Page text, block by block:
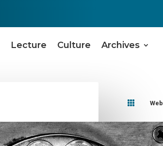
Lecture Culture Archives
 Web